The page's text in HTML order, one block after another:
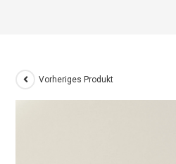
Vorheriges Produkt